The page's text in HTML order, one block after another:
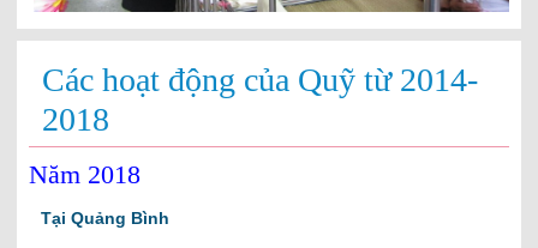
Các hoạt động của Quỹ từ 2014-
2018
Năm 2018
Tại Quảng Bình